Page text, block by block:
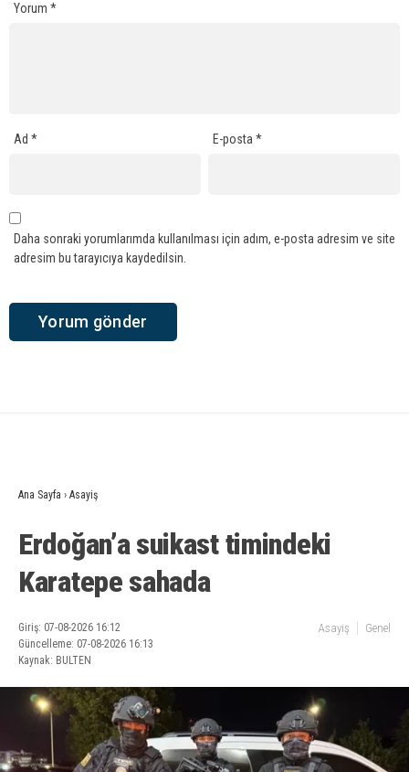
Yorum *
Ad * E-posta*
Daha sonraki yorumlarımda kullanılması için adım, e-posta adresim ve site
adresim bu tarayıcıya kaydedilsin.
Ana Sayfa › Asayiş
Erdoğan’a suikast timindeki
Karatepe sahada
Giriş: 07-08-2026 16:12
Güncelleme: 07-08-2026 16:13
Kaynak: BULTEN
Asayiş Genel